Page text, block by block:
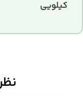
کیلویی